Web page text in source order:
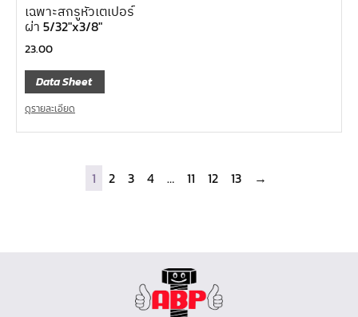
เฉพาะสกรูหัวเตเปอร์
ผ่า 5/32″x3/8″
23.00
Data Sheet
ดูรายละเอียด
1 2 3 4 … 11 12 13 →